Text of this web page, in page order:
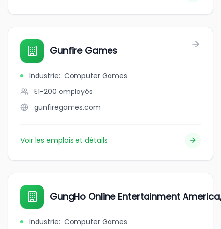
Gunfire Games
Industrie: Computer Games
51-200 employés
gunfiregames.com
Voir les emplois et détails
GungHo Online Entertainment
Industrie: Computer Games